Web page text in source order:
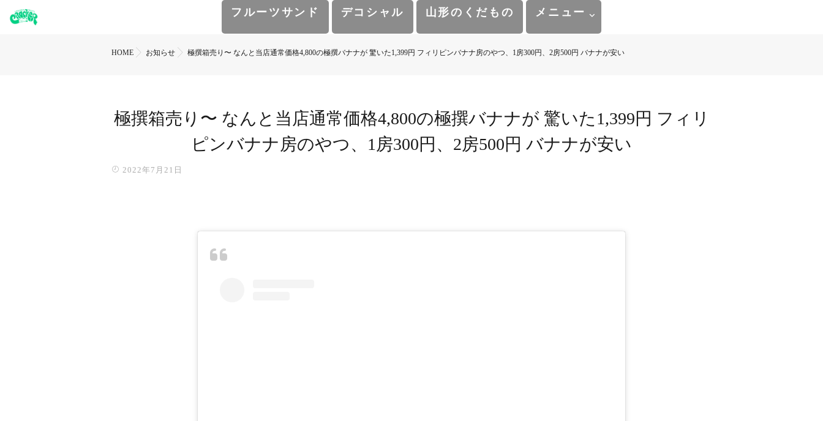
フルーツサンド デコシャル 山形のくだもの メニュー
HOME お知らせ 極撰️箱売り〜 なんと当店通常価格4,800の極撰バナナが 驚いた1,399円 フィリピンバナナ房のやつ、1房300円、2房500円 バナナが安い
極撰️箱売り〜 なんと当店通常価格4,800の極撰バナナが 驚いた1,399円 フィリ
ピンバナナ房のやつ、1房300円、2房500円 バナナが安い
2022年7月21日